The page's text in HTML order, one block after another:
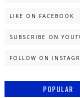
LIKE ON FACEBOOK
SUBSCRIBE ON
FOLLOW ON
POPULAR